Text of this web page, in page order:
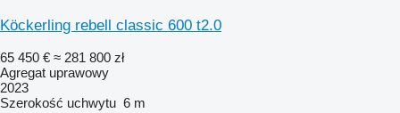
Köckerling rebell classic 600 t2.0
65 450 € ≈ 281 800 zł
Agregat uprawowy
2023
Szerokość uchwytu 6 m